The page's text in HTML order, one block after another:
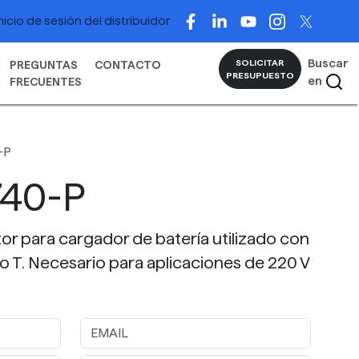
de sesión del distribuidor
PREGUNTAS
FRECUENTES
CONTACTO
SOLICITAR
PRESUPUESTO
Buscar
en
P
para cargador de batería utilizado con
T. Necesario para aplicaciones de 220 V